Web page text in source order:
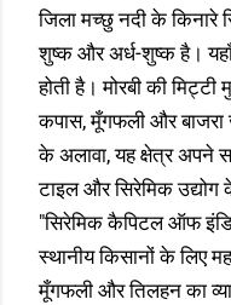
जिला मच्छु नदी के किनारे
शुष्क और अर्ध-शुष्क है।
होती है। मोरबी की
कपास, मूँगफली और
के अलावा, यह क्षेत्र अपने
टाइल और सिरेमिक उद्योग
"सिरेमिक कैपिटल ऑफ
स्थानीय किसानों के लिए
मूँगफली और तिलहन का